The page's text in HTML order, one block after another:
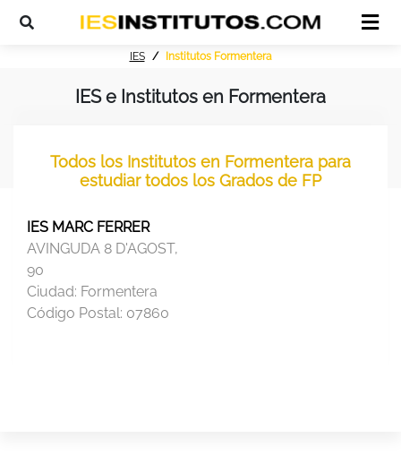
IES Institutos Formentera
IES e Institutos en Formentera
Todos los Institutos en Formentera para
estudiar todos los Grados de FP
IES MARC FERRER
AVINGUDA 8 D'AGOST,
90
Ciudad: Formentera
Código Postal: 07860